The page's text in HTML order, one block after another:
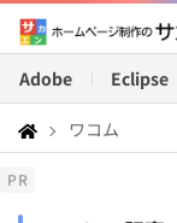
Adobe Eclipse
ワコム
PR